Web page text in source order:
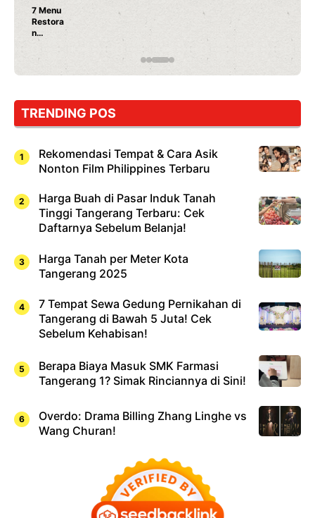
Nunung Srimulat & Vicky Prasetyo Buka
Rahasia Mami Bikin Nagih!
TRENDING POS
Rekomendasi Tempat & Cara Asik
Nonton Film Philippines Terbaru
Harga Buah di Pasar Induk Tanah
Tinggi Tangerang Terbaru: Cek
Daftarnya Sebelum Belanja!
Harga Tanah per Meter Kota
Tangerang 2025
7 Tempat Sewa Gedung Pernikahan di
Tangerang di Bawah 5 Juta! Cek
Sebelum Kehabisan!
Berapa Biaya Masuk SMK Farmasi
Tangerang 1? Simak Rinciannya di Sini!
Overdo: Drama Billing Zhang Linghe vs
Wang Churan!